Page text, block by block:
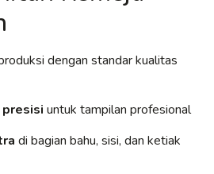
dengan standar kualitas
presisi untuk tampilan profesional
di bagian bahu, sisi, dan ketiak